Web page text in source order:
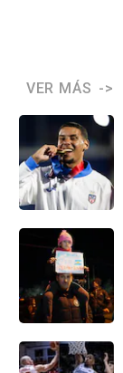
VER MÁS